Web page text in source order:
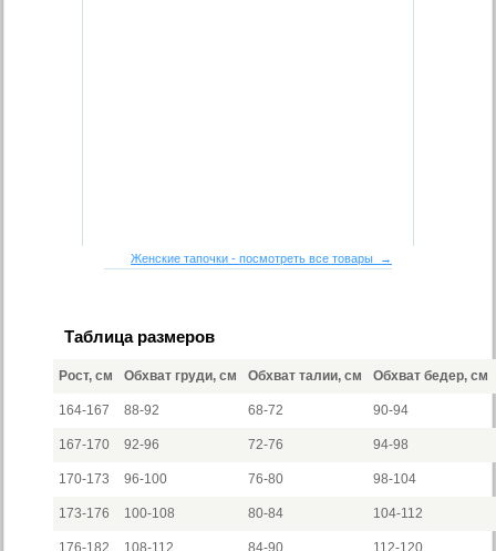
Женские тапочки - посмотреть все товары →
Таблица размеров
Рост, см Обхват груди, см Обхват талии, см Обхват бедер, см
164-167 88-92 68-72 90-94
167-170 92-96 72-76 94-98
170-173 96-100 76-80 98-104
173-176 100-108 80-84 104-112
176-182 108-112 84-90 112-120